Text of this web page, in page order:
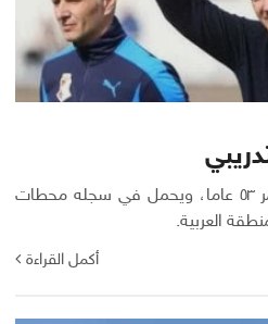
ويبلغ المدرب الصربي من العمر ٥٣ عاما، ويحمل في سجله محطات
العربية.
أكمل القراءة